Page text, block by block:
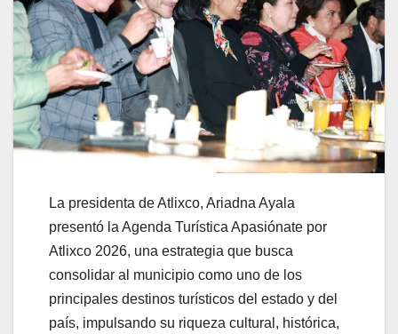
La presidenta de Atlixco, Ariadna Ayala
presentó la Agenda Turística Apasiónate por
Atlixco 2026, una estrategia que busca
consolidar al municipio como uno de los
principales destinos turísticos del estado y del
país, impulsando su riqueza cultural, histórica,